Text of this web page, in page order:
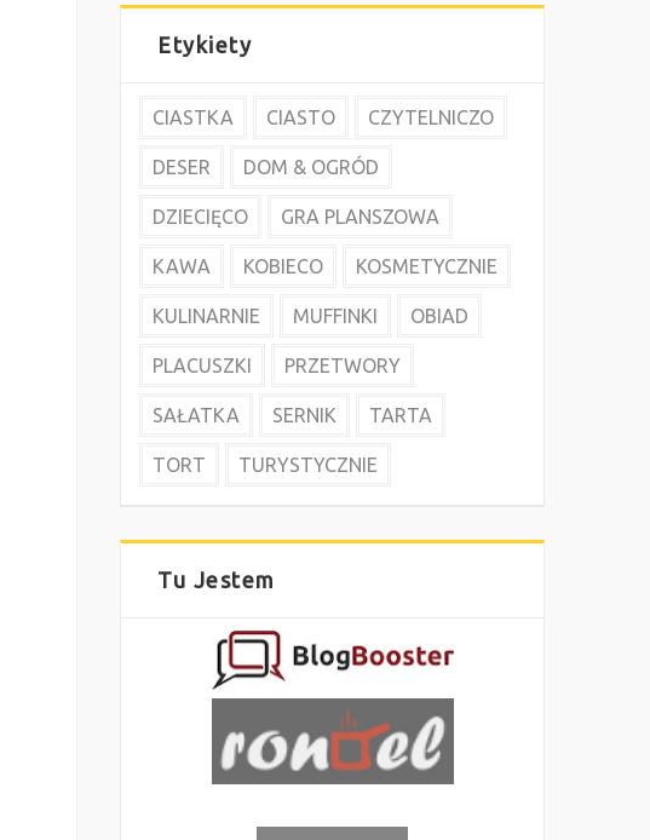
Etykiety
CIASTKA CIASTO CZYTELNICZO
DESER DOM & OGRÓD
DZIECIĘCO GRA PLANSZOWA
KAWA KOBIECO KOSMETYCZNIE
KULINARNIE MUFFINKI OBIAD
PLACUSZKI PRZETWORY
SAŁATKA SERNIK TARTA
TORT TURYSTYCZNIE
Tu Jestem